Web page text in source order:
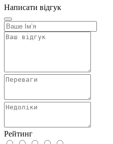
Написати відгук
Рейтинг